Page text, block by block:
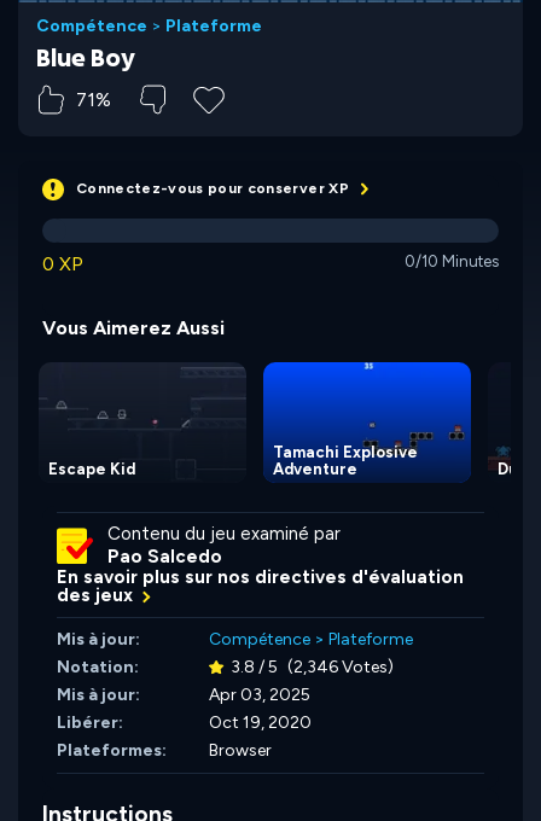
Compétence > Plateforme
Blue Boy
71%
Connectez-vous pour conserver XP
0 XP 0/10 Minutes
Vous Aimerez Aussi
Escape Kid
Tamachi Explosive
Adventure
Contenu du jeu examiné par
Pao Salcedo
En savoir plus sur nos directives d'évaluation
des jeux
Mis à jour: Compétence > Plateforme
Notation:
3.8 / 5 (2,346 Votes)
Mis à jour:
Apr 03, 2025
Libérer:
Oct 19, 2020
Plateformes:
Browser
Instructions